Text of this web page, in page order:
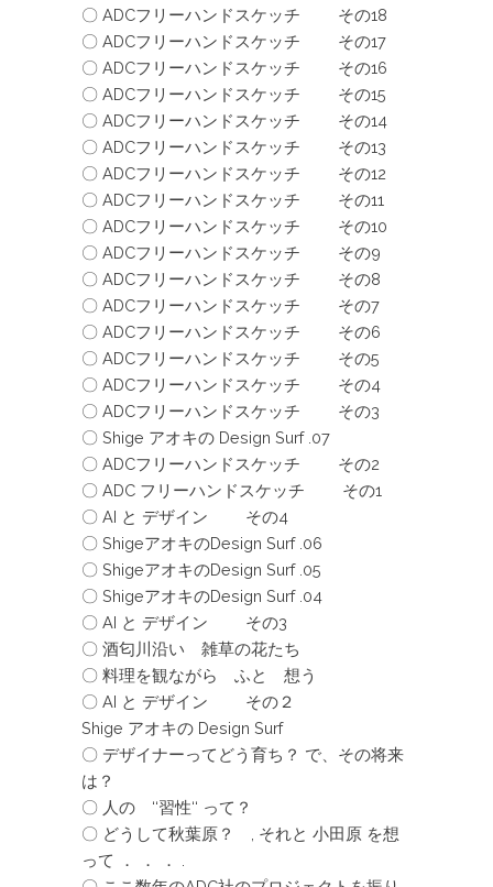
〇 ADCフリーハンドスケッチ その18
〇 ADCフリーハンドスケッチ その17
〇 ADCフリーハンドスケッチ その16
〇 ADCフリーハンドスケッチ その15
〇 ADCフリーハンドスケッチ その14
〇 ADCフリーハンドスケッチ その13
〇 ADCフリーハンドスケッチ その12
〇 ADCフリーハンドスケッチ その11
〇 ADCフリーハンドスケッチ その10
〇 ADCフリーハンドスケッチ その9
〇 ADCフリーハンドスケッチ その8
〇 ADCフリーハンドスケッチ その7
〇 ADCフリーハンドスケッチ その6
〇 ADCフリーハンドスケッチ その5
〇 ADCフリーハンドスケッチ その4
〇 ADCフリーハンドスケッチ その3
〇 Shige アオキの Design Surf .07
〇 ADCフリーハンドスケッチ その2
〇 ADC フリーハンドスケッチ その1
〇 AI と デザイン その4
〇 ShigeアオキのDesign Surf .06
〇 ShigeアオキのDesign Surf .05
〇 ShigeアオキのDesign Surf .04
〇 AI と デザイン その3
〇 酒匂川沿い 雑草の花たち
〇 料理を観ながら ふと 想う
〇 AI と デザイン その２
Shige アオキの Design Surf
〇 デザイナーってどう育ち？ で、その将来
は？
〇 人の ‘‘習性‘‘ って？
〇 どうして秋葉原？ , それと 小田原 を想
って ． ． ． .